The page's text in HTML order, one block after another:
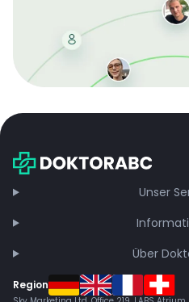
bei jeder Bestellung,
Unser
Über
Region